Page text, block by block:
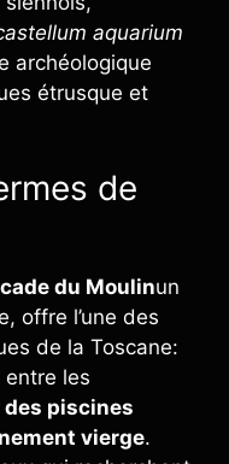
aquarium
archéologique
étrusque et
de
du Moulinun
offre l’une des
de la Toscane:
les
des piscines
vierge.